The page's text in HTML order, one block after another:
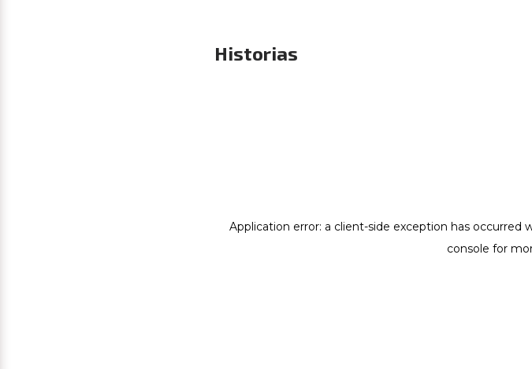
Historias